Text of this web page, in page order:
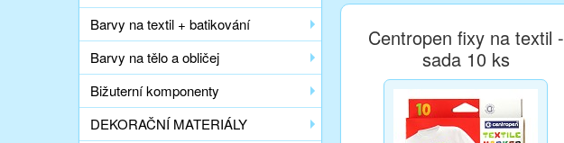
Barvy na textil + batikování
Barvy na tělo a obličej
Bižuterní komponenty
DEKORAČNÍ MATERIÁLY
Centropen fixy na textil -
sada 10 ks